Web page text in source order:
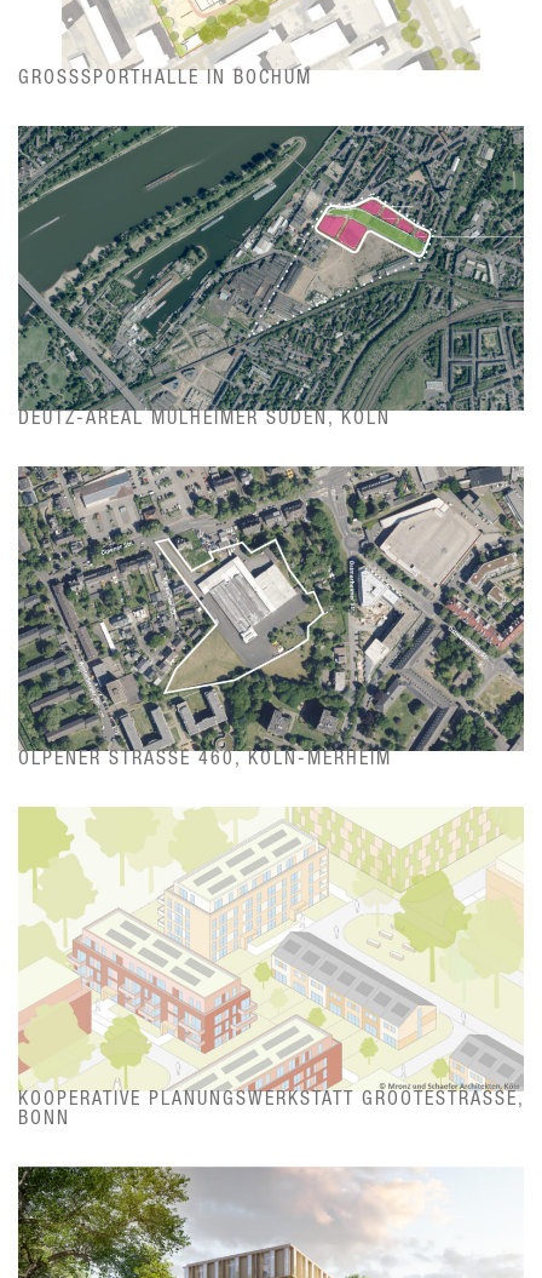
GROSSSPORTHALLE IN BOCHUM
DEUTZ-AREAL MÜLHEIMER SÜDEN, KÖLN
OLPENER STRASSE 460, KÖLN-MERHEIM
KOOPERATIVE PLANUNGSWERKSTATT GROOTESTRASSE, B
ONN